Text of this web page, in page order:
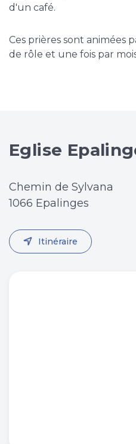
d'un café.
Ces prières sont animées
de rôle et une fois par
Eglise
Chemin de Sylvana
1066 Epalinges
Itinéraire